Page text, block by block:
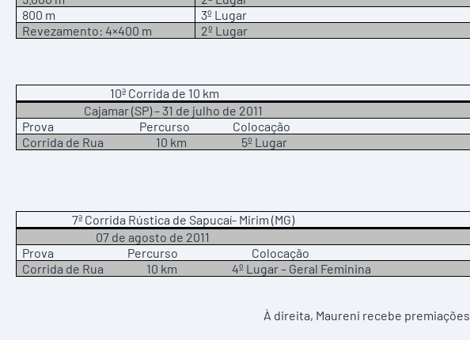
800 m
3º Lugar
Revezamento: 4×400 m
2º Lugar
10ª Corrida de 10 km
Cajamar (SP) – 31 de julho de 2011
Prova Percurso Colocação
Corrida de Rua 10 km 5º Lugar
7ª Corrida Rústica de Sapucaí- Mirim (MG)
07 de agosto de 2011
Prova Percurso Colocação
Corrida de Rua 10 km 4º Lugar – Geral Feminina
À direita, Maureni recebe premiações